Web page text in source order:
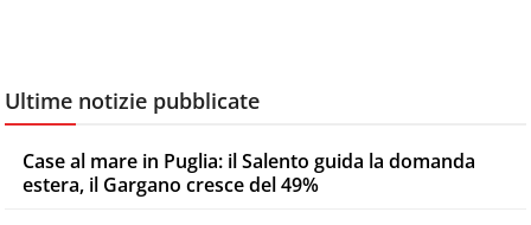
Ultime notizie pubblicate
Case al mare in Puglia: il Salento guida la domanda
estera, il Gargano cresce del 49%